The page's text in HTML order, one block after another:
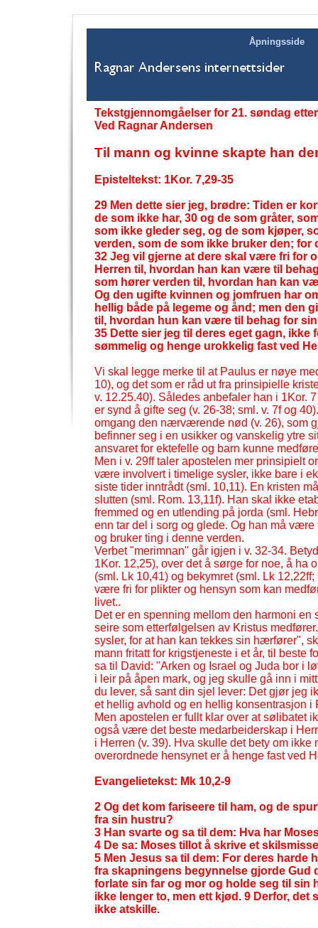
Åpningsside
Tekstgjennomgåelser for 21. søndag
Ved Ragnar Andersen
Til mann og kvinne skapte han
Episteltekst: 1Kor. 7,29-35
29 Men dette sier jeg, brødre: Tiden er
de som ikke har, 30 og de som gråter,
som ikke gleder seg, og de som kjøper,
verden, som de som ikke bruker den; for
32 Jeg vil gjerne at dere skal være fri for
Herren til, hvordan han kan være til
som hører verden til, hvordan han kan
Og den ugifte kvinnen og jomfruen har
hellig både på legeme og ånd; men den
til, hvordan hun kan være til behag for
35 Dette sier jeg til deres eget gagn, ikke
sømmelig og henge urokkelig fast ved
Vi skal legge merke til at Paulus er nøye
10), og det som er råd ut fra prinsipielle
v. 12.25.40). Således anbefaler han i 1Kor.
er synd å gifte seg (v. 26-38; sml. v. 7f og
omgang den nærværende nød (v. 26), som
befinner seg i en usikker og vanskelig ytre
ansvaret for ektefelle og barn kunne
Men i v. 29ff taler apostelen mer prinsipielt
være involvert i timelige sysler, ikke bare i
siste tider inntrådt (sml. 10,11). En kristen
slutten (sml. Rom. 13,11f). Han skal ikke
fremmed og en utlending på jorda (sml.
enn tar del i sorg og glede. Og han må
og bruker ting i denne verden.
Verbet "merimnan" går igjen i v. 32-34.
1Kor. 12,25), over det å sørge for noe, å
(sml. Lk 10,41) og bekymret (sml. Lk
være fri for plikter og hensyn som kan
livet..
Det er en spenning mellom den harmoni
seire som etterfølgelsen av Kristus
sysler, for at han kan tekkes sin hærfører",
mann fritatt for krigstjeneste i et år, til beste
sa til David: "Arken og Israel og Juda bor i
i leir på åpen mark, og jeg skulle gå inn i
du lever, så sant din sjel lever: Det gjør jeg
et hellig avhold og en hellig konsentrasjon i
Men apostelen er fullt klar over at sølibatet
også være det beste medarbeiderskap i
i Herren (v. 39). Hva skulle det bety om
overordnede hensynet er å henge fast ved
Evangelietekst: Mk 10,2-9
2 Og det kom fariseere til ham, og de
fra sin hustru?
3 Han svarte og sa til dem: Hva har
4 De sa: Moses tillot å skrive et
5 Men Jesus sa til dem: For deres harde
fra skapningens begynnelse gjorde Gud
forlate sin far og mor og holde seg til sin
ikke lenger to, men ett kjød. 9 Derfor, det
ikke atskille.